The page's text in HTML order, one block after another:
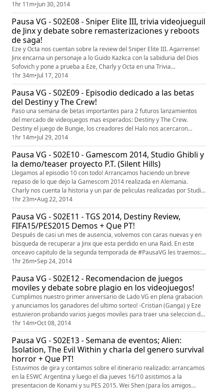
sobre juegos para dispositivo moviles (smartphones y tablets). 5 juegos
para pasar el rato. Ademas, el invitado del dia Octavio Garate nos
cuenta sobre el Murdered Soul Suspect. Opinion critic...
1hr 11m•Jun 30, 2014
Pausa VG - S02E08 - Sniper Elite III, trivia videojueguil
de Jinx y debate sobre remasterizaciones y reboots
de saga!
Eze y Octa nos cuentan sobre la review del Sniper Elite III. Agarrense!
Jinx encarna un personaje a lo Guido Kazkca con la sabiduria del Dios
Sofovich y pone a prueba a Eze, Charly y Octa en una Trivia
Videojueguil. Datos de color que no te imaginas y demas yerbas. Por
ultimo, luego de los anuncios de parte de Ubisoft por el reboot de la
saga Assassin's Creed y anuncios de Sony con respecto a...
1hr 34m•Jul 17, 2014
Pausa VG - S02E09 - Episodio dedicado a las betas
del Destiny y The Crew!
Paso una semana de betas importantes para 2 futuros lanzamientos
del mercado de videojuegos mas esperados: Destiny y The Crew.
Destiny el juego de Bungie, los creadores del Halo nos acercaron
(despues del Alpha de hace un tiempo atras) una beta mas pulida la
cual te comentamos todo lo que llegamos a probar! Charly se dedico de
lleno a The Crew, el juego de carreras MMO de Ubisoft, el cual le ...
1hr 14m•Jul 29, 2014
Pausa VG - S02E10 - Gamescom 2014, Studio Ghibli y
la demo/teaser proyecto P.T. (Silent Hills)
Llegamos al episodio 10 con todo! Arrancamos haciendo un breve
repaso de lo que dejo la Gamescom 2014 realizada en Alemania.
Charly nos cuenta la historia y un par de peliculas realizadas por Studio
Ghibli. (Mi vecino Totoro, Ni No Kuni, entre otras cosas). Y como no
podia faltar, les contamos las impresiones de este teaser/demo
camuflada con el nombre de P.T. pero mejor conocido como Silent ...
1hr 23m•Aug 22, 2014
Pausa VG - S02E11 - TGS 2014, Destiny Review,
FIFA15/PES2015 Demos + Que PT!
Después de casi un mes de ausencia, volvemos con caras nuevas y en
búsqueda de recuperar a Jinx que esta perdido en una Raid. En este
onceavo capitulo de la segunda temporada de #PausaVG les traemos:-
Lo que dejo la Tokyo Game Show 2014- El flamante ingresante al
podcast, Lukelix, debuta como un verdadero campeón trayendo una
review de Destiny, si están interesados en saber si Bungie vendió hum...
1hr 26m•Sep 24, 2014
Pausa VG - S02E12 - Recomendacion de juegos
moviles y debate sobre plagio en los videojuegos!
Cumplimos nuestro primer aniversario de Lado VG en plena grabacion
y anunciamos los ganadores del ultimo sorteo! -Cristian (Ganga) y Eze
estuvieron probando varios juegos moviles para traer una seleccion de
cuatro, los cuales estan disponibles tanto para Android como para iOS.-
Luego de la salida del Shadow Of Mordor se armo un lindo debate
sobre plagio en los videojuegos, info recopilada por ...
1hr 14m•Oct 08, 2014
Pausa VG - S02E13 - Semana de eventos; Alien:
Isolation, The Evil Within y charla del genero survival
horror + Que PT!
Estuvimos de gira y contamos sobre el itinerario realizado: arrancamos
en la ESWC Argentina y luego el dia jueves 16/10 asistimos a la
presentacion de Konami y su PES 2015. Wei Shen (para los amigos